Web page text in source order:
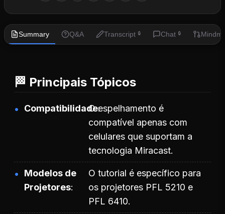
Summary Q&A Transcript 🔒 Chat 🔒
🏁 Principais Tópicos
CompatibilidadeO espelhamento é
compatível apenas com
celulares que suportam a
tecnologia Miracast.
Modelos de
Projetores
O tutorial é específico para
os projetores PFL 5210 e
PFL 6410.